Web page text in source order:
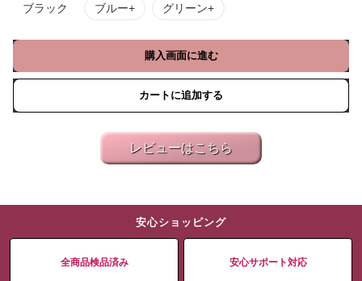
ブラック ブルー+ グリーン+
購入画面に進む
カートに追加する
レビューはこちら
安心ショッピング
全商品検品済み 安心サポート対応